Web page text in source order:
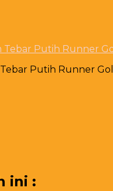
Tebar Putih Runner
Putih Runner
ini :